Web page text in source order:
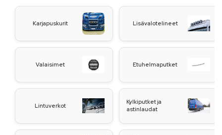
Karjapuskurit Lisävalotelineet
Valaisimet Etuhelmaputket
Lintuverkot
Kylkiputket ja
astinlaudat